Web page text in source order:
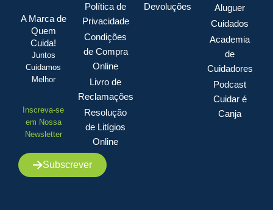
A Marca de
Quem
Cuida!
Juntos
Cuidamos
Melhor
Inscreva-se
em Nossa
Newsletter
Subscrever
Política de
Privacidade
Condições
de Compra
Online
Livro de
Reclamações
Resolução
de Litígios
Online
Devoluções
Aluguer
Cuidados
Academia
de
Cuidadores
Podcast
Cuidar é
Canja